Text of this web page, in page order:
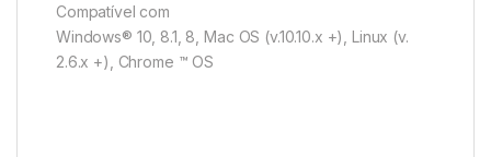
Compatível com
Windows® 10, 8.1, 8, Mac OS (v.10.10.x +), Linux (v.
2.6.x +), Chrome ™ OS